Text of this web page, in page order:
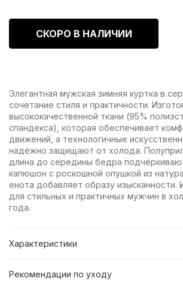
СКОРО В НАЛИЧИИ
Элегантная мужская зимняя куртка в
сочетание стиля и практичности.
высококачественной ткани (95%
спандекса), которая обеспечивает
движений, а технологичные
надёжно защищают от холода.
длина до середины бедра
капюшон с роскошной опушкой из
енота добавляет образу
для стильных и практичных мужчин в
года.
Характеристики
Рекомендации по уходу